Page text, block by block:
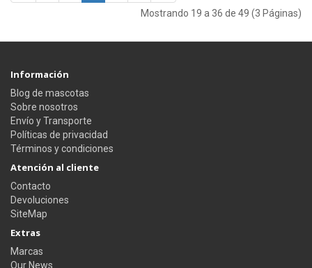
Mostrando 19 a 36 de 49 (3 Páginas)
Información
Blog de mascotas
Sobre nosotros
Envío y Transporte
Políticas de privacidad
Términos y condiciones
Atención al cliente
Contacto
Devoluciones
SiteMap
Extras
Marcas
Our News